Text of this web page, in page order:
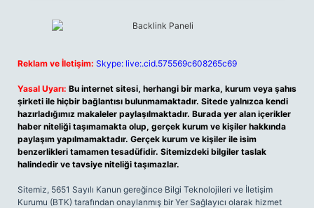
Reklam ve İletişim: Skype: live:.cid.575569c608265c69
Yasal Uyarı: Bu internet sitesi, herhangi bir marka, kurum veya şahıs
şirketi ile hiçbir bağlantısı bulunmamaktadır. Sitede yalnızca kendi
hazırladığımız makaleler paylaşılmaktadır. Burada yer alan içerikler
haber niteliği taşımamakta olup, gerçek kurum ve kişiler hakkında
paylaşım yapılmamaktadır. Gerçek kurum ve kişiler ile isim
benzerlikleri tamamen tesadüfidir. Sitemizdeki bilgiler taslak
halindedir ve tavsiye niteliği taşımazlar.
Sitemiz, 5651 Sayılı Kanun gereğince Bilgi Teknolojileri ve İletişim
Kurumu (BTK) tarafından onaylanmış bir Yer Sağlayıcı olarak hizmet